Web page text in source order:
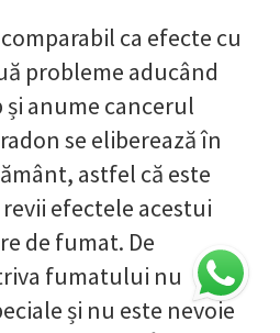
ca efecte cu
probleme aducând
și anume cancerul
se eliberează în
astfel că este
efectele acestui
de fumat. De
fumatului nu
și nu este nevoie